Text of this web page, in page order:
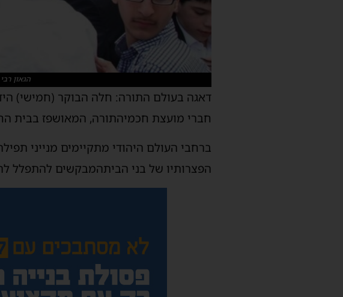
הגאון
דאגה בעולם התורה: חלה הבוקר (חמישי)
חברי מועצת חכמיהתורה, המאושפז בבית
ברחבי העולם היהודי מתקיימים מנייני
הפצרותיו של בני הביתהמבקשים להתפלל